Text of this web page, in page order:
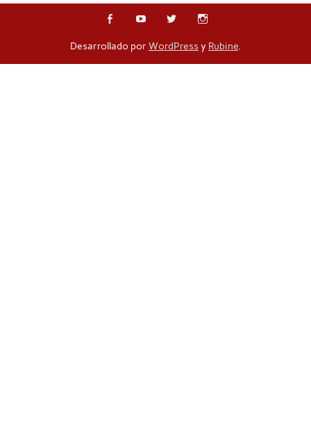
Desarrollado por WordPressy Rubine.